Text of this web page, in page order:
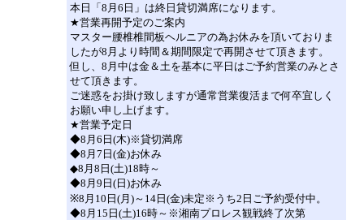
本日「8月6日」は終日貸切満席になります。
★営業再開予定のご案内
マスター腰椎椎間板ヘルニアの為お休みを頂いておりま
したが8月より時間＆期間限定で再開させて頂きます。
但し、8月中は金＆土を基本に平日はご予約営業のみとさ
せて頂きます。
ご迷惑をお掛け致しますが通常営業復活まで何卒宜しく
お願い申し上げます。
★営業予定日
◆8月6日(木)※貸切満席
◆8月7日(金)お休み
◆8月8日(土)18時～
◆8月9日(日)お休み
※8月10日(月)～14日(金)未定※うち2日ご予約受付中。
◆8月15日(土)16時～※湘南プロレス観戦終了次第